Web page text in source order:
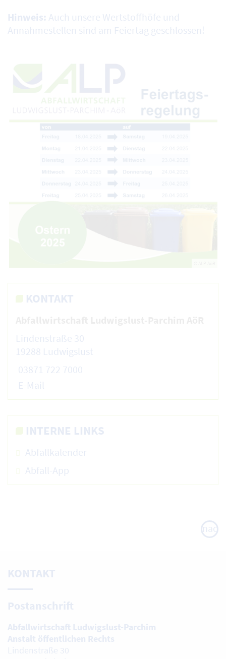
Hinweis: Auch unsere Wertstoffhöfe und
Annahmestellen sind am Feiertag geschlossen!
KONTAKT
Lindenstraße 30
19288 Ludwigslust
03871 722 7000
E-Mail
INTERNE LINKS
Abfallkalender
Abfall-App
nach
oben
KONTAKT
Postanschrift
Abfallwirtschaft Ludwigslust-Parchim
Anstalt öffentlichen Rechts
Lindenstraße 30